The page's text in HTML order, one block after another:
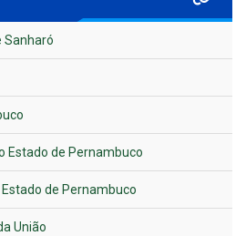
Sanharó
Estado de Pernambuco
de Pernambuco
União